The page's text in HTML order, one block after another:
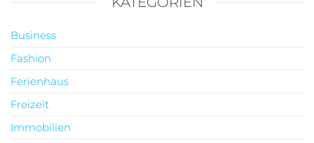
Business
Fashion
Ferienhaus
Freizeit
Immobilien